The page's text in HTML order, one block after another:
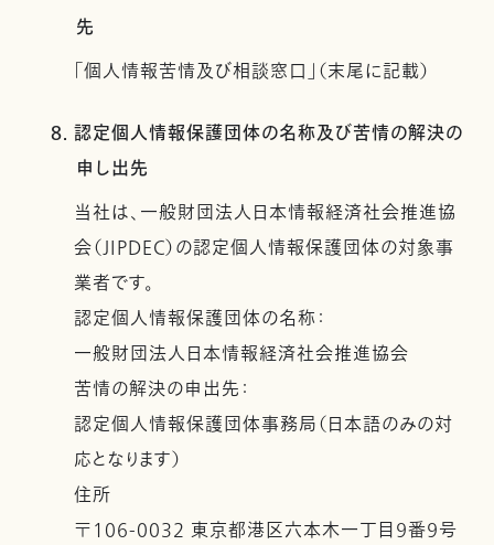
先
「個人情報苦情及び相談窓口」（末尾に記載）
8. 認定個人情報保護団体の名称及び苦情の解決の
申し出先
当社は、一般財団法人日本情報経済社会推進協
会（JIPDEC）の認定個人情報保護団体の対象事
業者です。
認定個人情報保護団体の名称：
一般財団法人日本情報経済社会推進協会
苦情の解決の申出先：
認定個人情報保護団体事務局（日本語のみの対
応となります）
住所
〒106-0032 東京都港区六本木一丁目９番９号